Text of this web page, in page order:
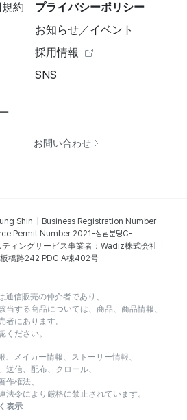
約
プライバシーポリシー
お知らせ／イベント
採用情報
SNS
お問い合わせ
Shin
Business Registration Number
Permit Number 2021-성남분당C-
ティングサービス事業者：Wadiz株式会社
橋路242 PDC A棟402号
信販売の仲介者であり、
当する商品については、商品、商品情報、
者にあります。
ください。
メイカー情報、ストーリー情報、
送信、配布、クロール、
作権法、
法令により厳格に禁止されています。
表示